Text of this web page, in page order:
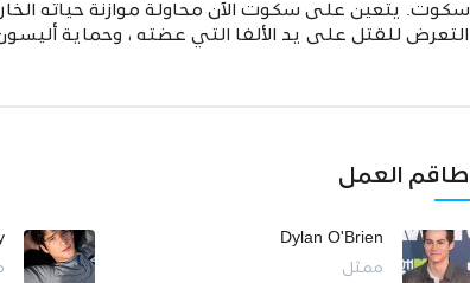
سكوت. يتعين على سكوت الآن محاولة موازنة حياته
التعرض للقتل على يد الألفا التي عضته ، وحماية
طاقم العمل
Dylan O'Brien
ممثل